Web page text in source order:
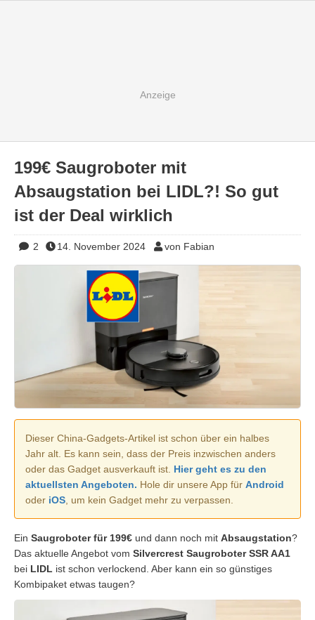
199€ Saugroboter mit
Absaugstation bei LIDL?! So gut
ist der Deal wirklich
2 14. November 2024 von Fabian
Dieser China-Gadgets-Artikel ist schon über ein halbes
Jahr alt. Es kann sein, dass der Preis inzwischen anders
oder das Gadget ausverkauft ist. Hier geht es zu den
aktuellsten Angeboten. Hole dir unsere App für Android
oder iOS , um kein Gadget mehr zu verpassen.
Ein Saugroboter für 199€ und dann noch mit Absaugstation?
Das aktuelle Angebot vom Silvercrest Saugroboter SSR AA1
bei LIDL ist schon verlockend. Aber kann ein so günstiges
Kombipaket etwas taugen?